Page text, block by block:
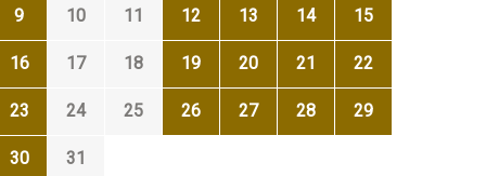
9 10 11 12 13 14 15
16 17 18 19 20 21 22
23 24 25 26 27 28 29
30
31